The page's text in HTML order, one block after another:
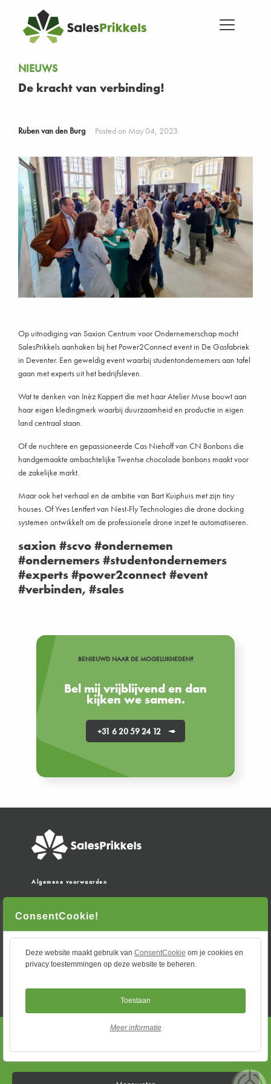
NIEUWS
De kracht van verbinding!
Ruben van den Burg Posted on May 04, 2023.
Op uitnodiging van Saxion Centrum voor Ondernemerschap mocht
SalesPrikkels aanhaken bij het Power2Connect event in De Gasfabriek
in Deventer. Een geweldig event waarbij studentondernemers aan tafel
gaan met experts uit het bedrijfsleven.
Wat te denken van Inèz Kappert die met haar Atelier Muse bouwt aan
haar eigen kledingmerk waarbij duurzaamheid en productie in eigen
land centraal staan.
Of de nuchtere en gepassioneerde Cas Niehoff van CN Bonbons die
handgemaakte ambachtelijke Twentse chocolade bonbons maakt voor
de zakelijke markt.
Maar ook het verhaal en de ambitie van Bart Kuiphuis met zijn tiny
houses. Of Yves Lentfert van Nest-Fly Technologies die drone docking
systemen ontwikkelt om de professionele drone inzet te automatiseren.
saxion #scvo #ondernemen
#ondernemers #studentondernemers
#experts #power2connect #event
#verbinden, #sales
BENIEUWD NAAR DE MOGELIJKHEDEN?
Bel mij vrijblijvend en dan
kijken we samen.
+31 6 20 59 24 12
Algemene voorwaarden
CONTACT
06-20592412
info@salesprikkels.nl
Kolhoopsdijk 8, 7475 TL, Markelo
Websiteontwikkeling doordiezit.
de APK voor jouw verhaal!
ConsentCookie!
Deze website maakt gebruik van ConsentCookie om je cookies en
privacy toestemmingen op deze website te beheren.
Toestaan
Meer informatie